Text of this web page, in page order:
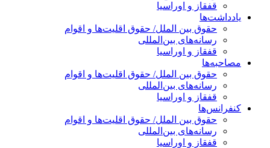
قفقاز و اوراسیا
یادداشت‌ها
حقوق بین الملل/ حقوق اقلیت‌ها و اقوام
رسانه‌های بین‌المللی
قفقاز و اوراسیا
مصاحبه‌ها
حقوق بین الملل/ حقوق اقلیت‌ها و اقوام
رسانه‌های بین‌المللی
قفقاز و اوراسیا
کنفرانس‌ها
حقوق بین الملل/ حقوق اقلیت‌ها و اقوام
رسانه‌های بین‌المللی
قفقاز و اوراسیا